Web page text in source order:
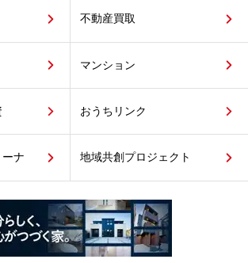
不動産買取
マンション
おうちリンク
ナ 地域共創プロジェクト